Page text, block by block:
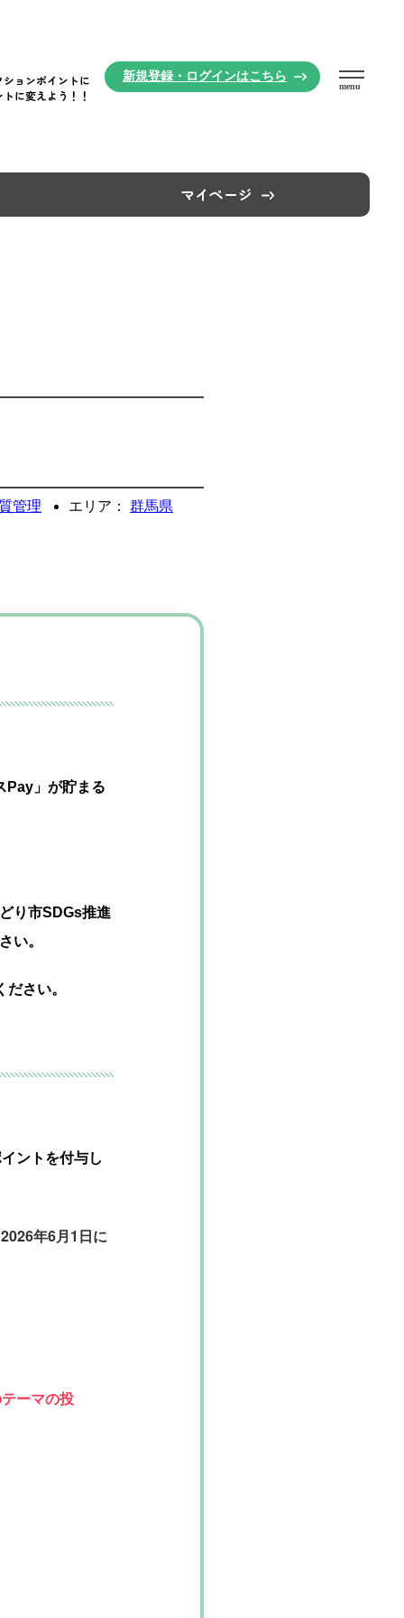
menu
新規登録・ ログインはこちら
ョンポイントに
に変えよう！！
マイページ
管理 エリア： 群馬県
Pay」が貯まる
り市SDGs推進
い。
さい。
ントを付与し
年6月1日に
ーマの投